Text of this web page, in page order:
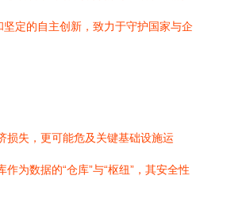
定的自主创新，致力于守护国家与企
损失，更可能危及关键基础设施运
为数据的“仓库”与“枢纽”，其安全性